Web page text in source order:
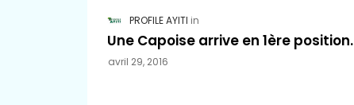
PROFILE AYITI
Une Capoise arrive en 1ère position.
avril 29, 2016